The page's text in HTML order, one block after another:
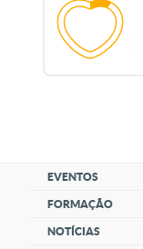
EVENTOS
FORMAÇÃO
NOTÍCIAS